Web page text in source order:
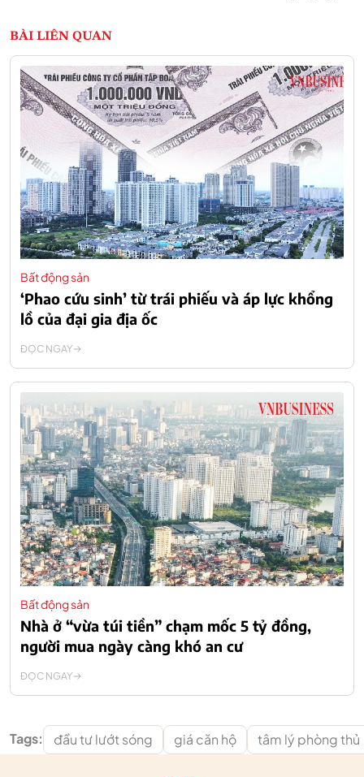
BÀI LIÊN QUAN
Bất động sản
‘Phao cứu sinh’ từ trái phiếu và áp lực khổng
lồ của đại gia địa ốc
ĐỌC NGAY
Bất động sản
Nhà ở “vừa túi tiền” chạm mốc 5 tỷ đồng,
người mua ngày càng khó an cư
ĐỌC NGAY
Tags: đầu tư lướt sóng giá căn hộ tâm lý phòng thủ